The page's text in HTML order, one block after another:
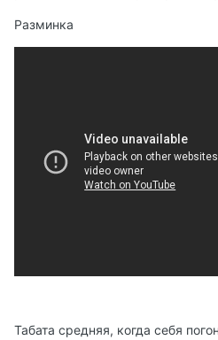
Разминка
Табата средняя, когда себя